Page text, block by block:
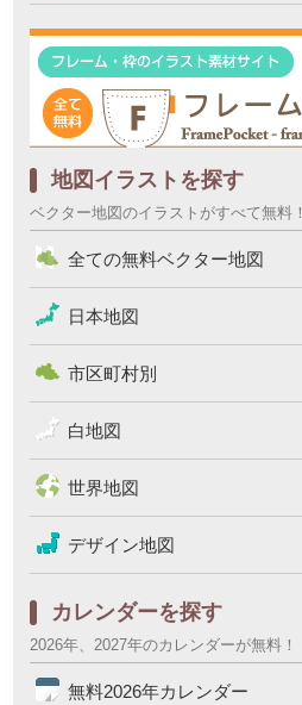
地図イラストを探す
ベクター地図のイラストがすべて無料！
全ての無料ベクター地図
日本地図
市区町村別
白地図
世界地図
デザイン地図
カレンダーを探す
2026年、2027年のカレンダーが無料！
無料2026年カレンダー